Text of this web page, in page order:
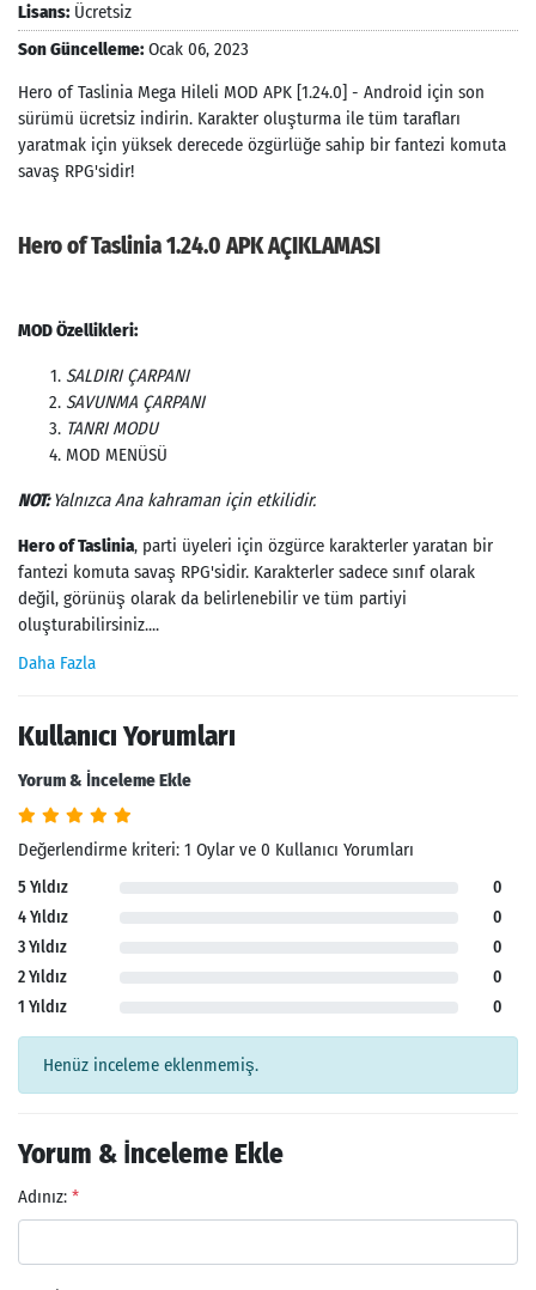
Lisans: Ücretsiz
Son Güncelleme: Ocak 06, 2023
Hero of Taslinia Mega Hileli MOD APK [1.24.0] - Android için son
sürümü ücretsiz indirin. Karakter oluşturma ile tüm tarafları
yaratmak için yüksek derecede özgürlüğe sahip bir fantezi komuta
savaş RPG'sidir!
Hero of Taslinia 1.24.0 APK AÇIKLAMASI
MOD Özellikleri:
SALDIRI ÇARPANI
SAVUNMA ÇARPANI
TANRI MODU
MOD MENÜSÜ
NOT:Yalnızca Ana kahraman için etkilidir.
Hero of Taslinia, parti üyeleri için özgürce karakterler yaratan bir
fantezi komuta savaş RPG'sidir. Karakterler sadece sınıf olarak
değil, görünüş olarak da belirlenebilir ve tüm partiyi
oluşturabilirsiniz....
Daha Fazla
Kullanıcı Yorumları
Yorum & İnceleme Ekle
Değerlendirme kriteri: 1 Oylar ve 0 Kullanıcı Yorumları
5 Yıldız
0
4 Yıldız
0
3 Yıldız
0
2 Yıldız
0
1 Yıldız
0
Henüz inceleme eklenmemiş.
Yorum & İnceleme Ekle
Adınız: *